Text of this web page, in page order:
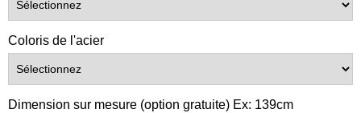
Coloris de l'acier
Dimension sur mesure (option gratuite) Ex: 139cm